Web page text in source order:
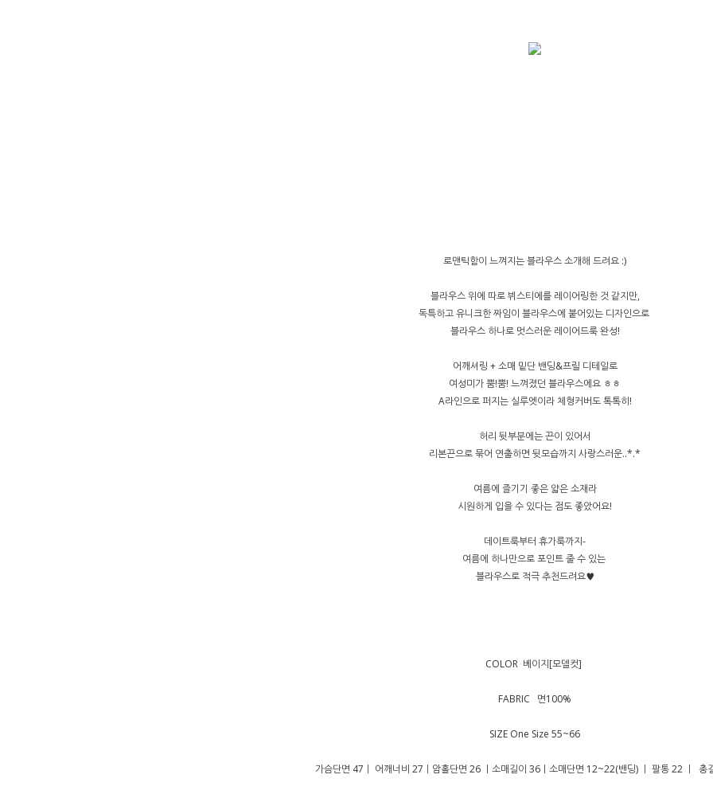
로맨틱함이 느껴지는 블라우스 소개해 드려요 :)
블라우스 위에 따로 뷔스티에를 레이어링한 것 같지만,
독특하고 유니크한 짜임이 블라우스에 붙어있는 디자인으로
블라우스 하나로 멋스러운 레이어드룩 완성!
어깨셔링 + 소매 밑단 밴딩&프릴 디테일로
여성미가 뿜!뿜! 느껴졌던 블라우스에요 ㅎㅎ
A라인으로 퍼지는 실루엣이라 체형커버도 톡톡히!
허리 뒷부분에는 끈이 있어서
리본끈으로 묶어 연출하면 뒷모습까지 사랑스러운..*.*
여름에 즐기기 좋은 얇은 소재라
시원하게 입을 수 있다는 점도 좋았어요!
데이트룩부터 휴가룩까지-
여름에 하나만으로 포인트 줄 수 있는
블라우스로 적극 추천드려요♥
COLOR 베이지[모델컷]
FABRIC 면100%
SIZE One Size 55~66
가슴단면 47ㅣ 어깨너비 27ㅣ암홀단면 26 ㅣ소매길이 36ㅣ소매단면 12~22(밴딩) ㅣ 팔통 22 ㅣ 총